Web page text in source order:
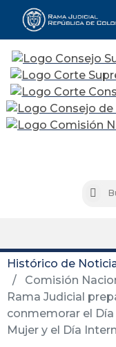
Histórico de
Comisión
Rama Judicial
conmemorar el
Mujer y el Día